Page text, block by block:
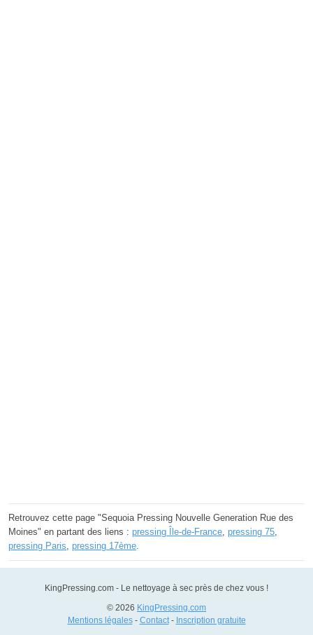
Retrouvez cette page "Sequoia Pressing Nouvelle Generation Rue des
Moines" en partant des liens : pressing Île-de-France, pressing 75,
pressing Paris, pressing 17ème.
KingPressing.com - Le nettoyage à sec près de chez vous !
© 2026 KingPressing.com
Mentions légales- Contact- Inscription gratuite